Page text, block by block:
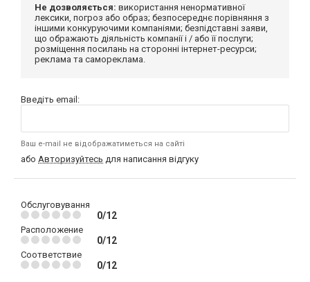
Не дозволяється: використання ненормативної
лексики, погроз або образ; безпосереднє порівняння з
іншими конкуруючими компаніями; безпідставні заяви,
що ображають діяльність компанії і / або її послуги;
розміщення посилань на сторонні інтернет-ресурси;
реклама та самореклама.
Введіть email:
Ваш e-mail не відображатиметься на сайті
або Авторизуйтесь для написання відгуку
Обслуговування
0/12
Расположение
0/12
Соответствие
0/12